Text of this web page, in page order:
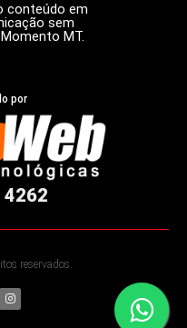
conteúdo em
sem
MT.
por
4262
reservados.